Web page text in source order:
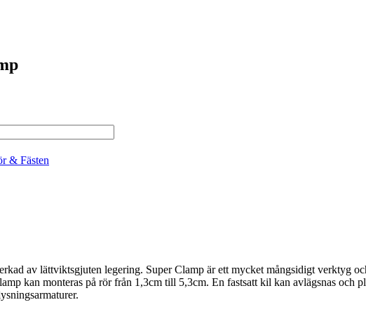
& Fästen
av lättviktsgjuten legering. Super Clamp är ett mycket mångsidigt verktyg
kan monteras på rör från 1,3cm till 5,3cm. En fastsatt kil kan avlägsnas